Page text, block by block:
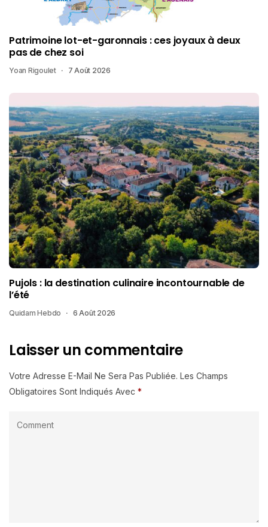
Patrimoine lot-et-garonnais : ces joyaux à deux
pas de chez soi
Yoan Rigoulet 7 Août 2026
Pujols : la destination culinaire incontournable de
l’été
Quidam Hebdo 6 Août 2026
Laisser un commentaire
Votre Adresse E-Mail Ne Sera Pas Publiée. Les Champs
Obligatoires Sont Indiqués Avec *